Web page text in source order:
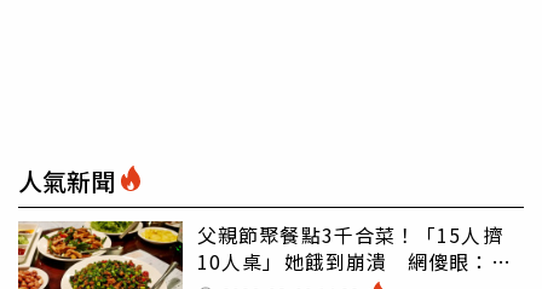
人氣新聞
父親節聚餐點3千合菜！「15人擠
10人桌」她餓到崩潰 網傻眼：讓